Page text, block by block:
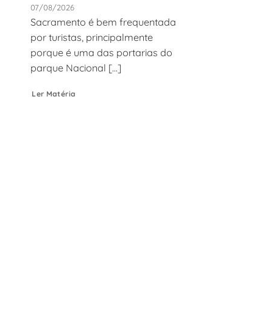
07/08/2026
Sacramento é bem frequentada
por turistas, principalmente
porque é uma das portarias do
parque Nacional [...]
Ler Matéria